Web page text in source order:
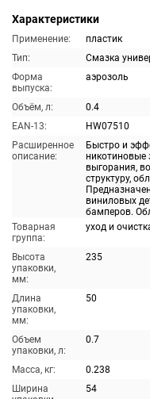
Характеристики
Применение:
пластик
Тип:
Смазка
Форма
выпуска:
аэрозоль
Объём, л:
0.4
EAN-13:
HW07510
Расширенное
описание:
Быстро и
никотиновые
выгорания,
структуру,
виниловых
бамперов.
Товарная
группа:
уход и
Высота
упаковки,
мм:
235
Длина
упаковки,
мм:
50
Объем
упаковки, л:
0.7
Масса, кг:
0.238
Ширина
54